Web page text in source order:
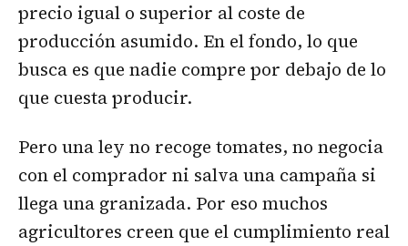
precio igual o superior al coste de
producción asumido. En el fondo, lo que
busca es que nadie compre por debajo de lo
que cuesta producir.
Pero una ley no recoge tomates, no negocia
con el comprador ni salva una campaña si
llega una granizada. Por eso muchos
agricultores creen que el cumplimiento real